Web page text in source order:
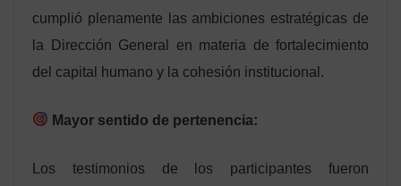
cumplió plenamente las ambiciones estratégicas de
la Dirección General en materia de fortalecimiento
del capital humano y la cohesión institucional.
Mayor sentido de pertenencia:
Los testimonios de los participantes fueron